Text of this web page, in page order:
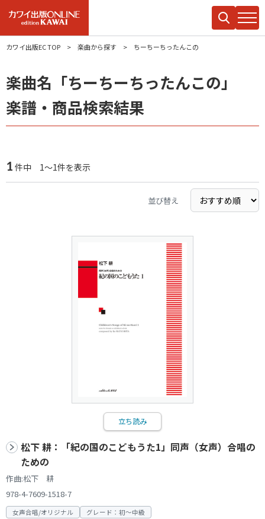
カワイ出版EC TOP 楽曲から探す ちーちーちったんこの
楽曲名「ちーちーちったんこの」
楽譜・商品検索結果
1 件中 1～1件を表示
並び替え
立ち読み
松下 耕：「紀の国のこどもうた1」同声（女声）合唱の
ための
作曲:松下 耕
978-4-7609-1518-7
女声合唱/オリジナル グレード：初～中級